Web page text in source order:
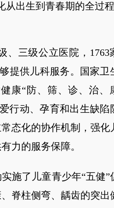
从出生到青春期的全过
、三级公立医院，1763
提供儿科服务。国家卫
康“防、筛、诊、治、
行动、孕育和出生缺陷
态化的协作机制，强化
力的服务保障。
施了儿童青少年“五健”
脊柱侧弯、龋齿的突出